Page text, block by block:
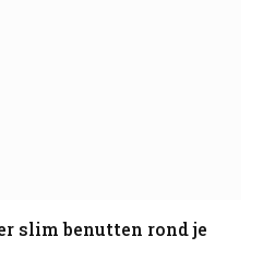
slim benutten rond je